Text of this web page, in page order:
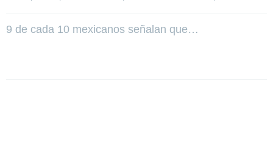
9 de cada 10 mexicanos señalan que…